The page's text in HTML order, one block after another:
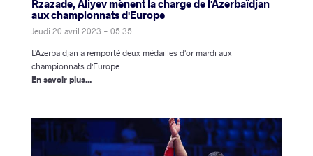
Rzazade, Aliyev mènent la charge de l'Azerbaïdjan
aux championnats d'Europe
Jeudi 20 avril 2023 - 05:35
L'Azerbaïdjan a remporté deux médailles d'or mardi aux
championnats d'Europe.
En savoir plus...